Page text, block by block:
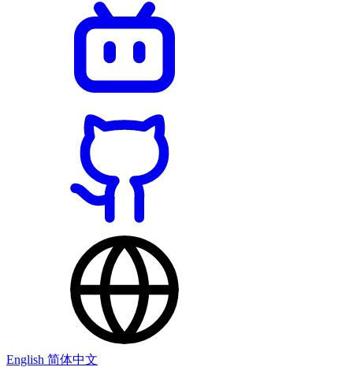
English 简体中文